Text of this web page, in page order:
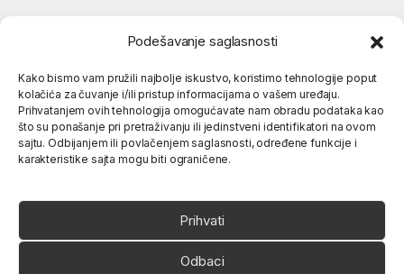
Podešavanje saglasnosti
Kako bismo vam pružili najbolje iskustvo, koristimo tehnologije poput
kolačića za čuvanje i/ili pristup informacijama o vašem uređaju.
Prihvatanjem ovih tehnologija omogućavate nam obradu podataka kao
što su ponašanje pri pretraživanju ili jedinstveni identifikatori na ovom
sajtu. Odbijanjem ili povlačenjem saglasnosti, određene funkcije i
karakteristike sajta mogu biti ograničene.
Prihvati
Odbaci
Popularne kategorije
O nama